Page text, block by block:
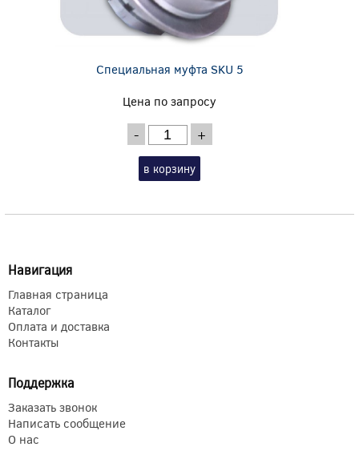
Специальная муфта SKU 5
Цена по запросу
- +
в корзину
Навигация
Главная страница
Каталог
Оплата и доставка
Контакты
Поддержка
Заказать звонок
Написать сообщение
О нас